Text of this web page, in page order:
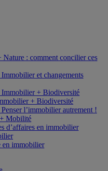
: comment concilier ces
et changements
Immobilier + Biodiversité
+ Biodiversité
l’immobilier autrement !
Mobilité
d’affaires en immobilier
en immobilier